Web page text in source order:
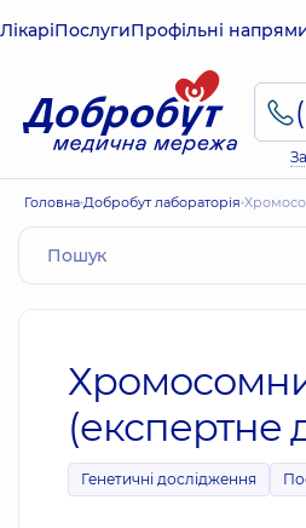
ЛікаріПослугиПрофільні
Головна Добробут лабораторія
(експертне
Генетичні дослідження